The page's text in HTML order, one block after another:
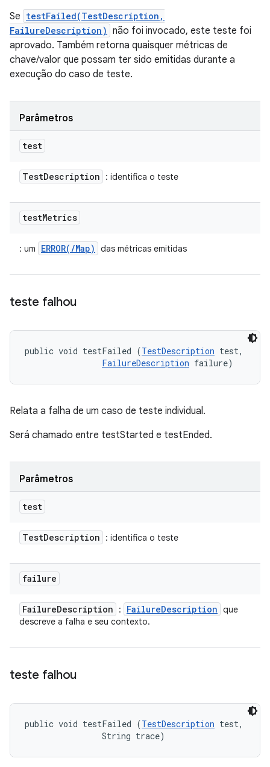
Se testFailed(TestDescription,
FailureDescription) não foi invocado, este teste foi
aprovado. Também retorna quaisquer métricas de
chave/valor que possam ter sido emitidas durante a
execução do caso de teste.
Parâmetros
test
TestDescription : identifica o teste
testMetrics
: um ERROR(/Map) das métricas emitidas
teste falhou
public void testFailed (TestDescription test,
FailureDescription failure)
Relata a falha de um caso de teste individual.
Será chamado entre testStarted e testEnded.
Parâmetros
test
TestDescription : identifica o teste
failure
FailureDescription : FailureDescription que
descreve a falha e seu contexto.
teste falhou
public void testFailed (TestDescription test,
                String trace)